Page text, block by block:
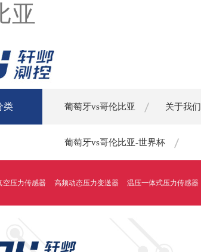
亚
类 葡萄牙vs哥伦比亚 关于我们
葡萄牙vs哥伦比亚-世界杯
空压力传感器 高频动态压力变送器 温压一体式压力传感器